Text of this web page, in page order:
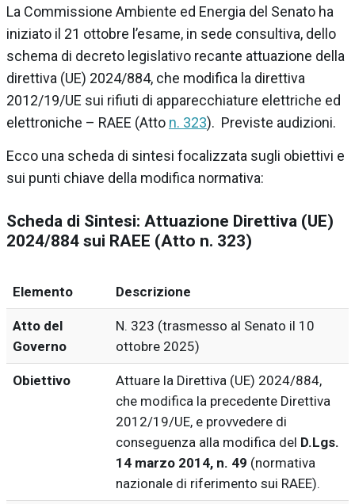
La Commissione Ambiente ed Energia del Senato ha
iniziato il 21 ottobre l’esame, in sede consultiva, dello
schema di decreto legislativo recante attuazione della
direttiva (UE) 2024/884, che modifica la direttiva
2012/19/UE sui rifiuti di apparecchiature elettriche ed
elettroniche – RAEE (Atto n. 323). Previste audizioni.
Ecco una scheda di sintesi focalizzata sugli obiettivi e
sui punti chiave della modifica normativa:
Scheda di Sintesi: Attuazione Direttiva (UE)
2024/884 sui RAEE (Atto n. 323)
Elemento Descrizione
Atto del
Governo
N. 323 (trasmesso al Senato il 10
ottobre 2025)
Obiettivo
Attuare la Direttiva (UE) 2024/884,
che modifica la precedente Direttiva
2012/19/UE, e provvedere di
conseguenza alla modifica del D.Lgs.
14 marzo 2014, n. 49 (normativa
nazionale di riferimento sui RAEE).